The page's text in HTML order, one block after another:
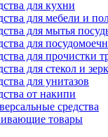
для кухни
для мебели и
для мытья
для
для прочистки
для стекол и
для унитазов
от накипи
средства
товары